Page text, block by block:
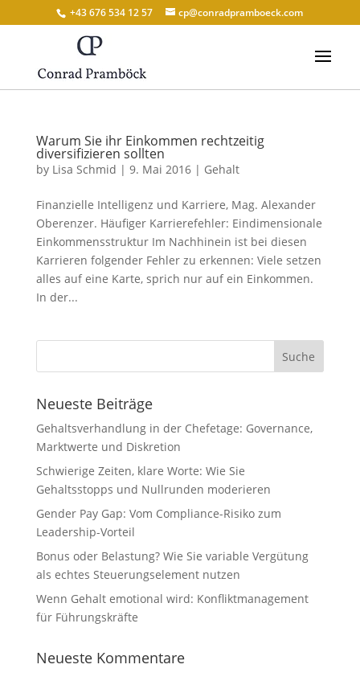
+43 676 534 12 57 cp@conradpramboeck.com
Warum Sie ihr Einkommen rechtzeitig
diversifizieren sollten
by Lisa Schmid | 9. Mai 2016| Gehalt
Finanzielle Intelligenz und Karriere, Mag. Alexander
Oberenzer. Häufiger Karrierefehler: Eindimensionale
Einkommensstruktur Im Nachhinein ist bei diesen
Karrieren folgender Fehler zu erkennen: Viele setzen
alles auf eine Karte, sprich nur auf ein Einkommen.
In der...
Neueste Beiträge
Gehaltsverhandlung in der Chefetage: Governance,
Marktwerte und Diskretion
Schwierige Zeiten, klare Worte: Wie Sie
Gehaltsstopps und Nullrunden moderieren
Gender Pay Gap: Vom Compliance-Risiko zum
Leadership-Vorteil
Bonus oder Belastung? Wie Sie variable Vergütung
als echtes Steuerungselement nutzen
Wenn Gehalt emotional wird: Konfliktmanagement
für Führungskräfte
Neueste Kommentare